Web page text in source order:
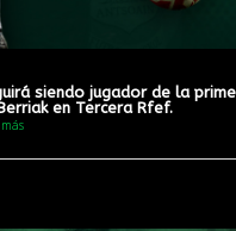
siendo jugador de la
en Tercera Rfef.